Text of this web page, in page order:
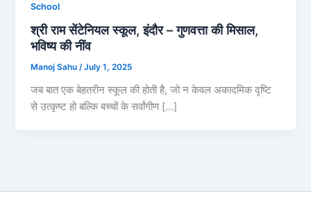
School
श्री राम सेंटेनियल स्कूल, इंदौर – गुणवत्ता की मिसाल,
भविष्य की नींव
Manoj Sahu/July 1, 2025
जब बात एक बेहतरीन स्कूल की होती है, जो न केवल अकादमिक दृष्टि
से उत्कृष्ट हो बल्कि बच्चों के सर्वांगीण […]